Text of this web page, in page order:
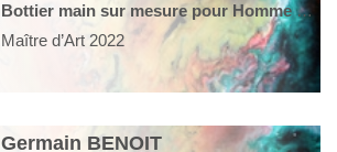
Bottier main sur mesure pour Homme et Femme
Maître d’Art 2022
Germain BENOIT